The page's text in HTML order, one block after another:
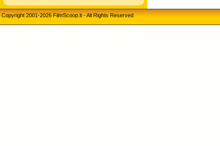
Copyright 2001-2026 FilmScoop.it - All Rights Reserved